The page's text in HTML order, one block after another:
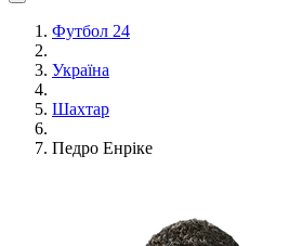
Футбол 24
Україна
Шахтар
Педро Енріке